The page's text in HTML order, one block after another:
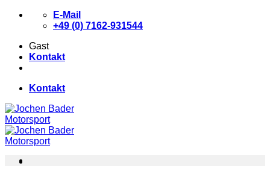
Zum
E-Mail
+49 (0) 7162-931544
Gast
Kontakt
Kontakt